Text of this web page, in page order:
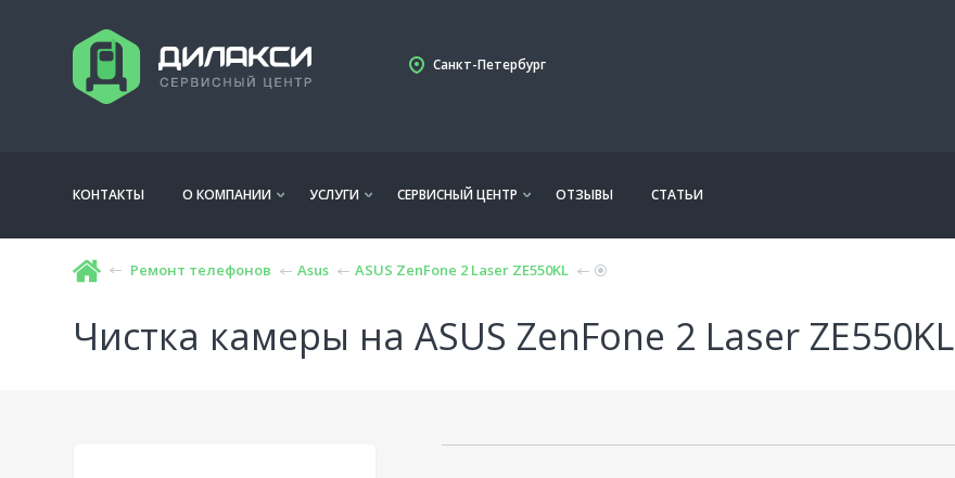
Санкт-Петербург
КОНТАКТЫ О КОМПАНИИ УСЛУГИ СЕРВИСНЫЙ ЦЕНТР ОТЗЫВЫ СТАТЬИ
Ремонт телефонов Asus ASUS ZenFone 2 Laser ZE550KL
Чистка камеры на ASUS ZenFone 2 Laser ZE550KL